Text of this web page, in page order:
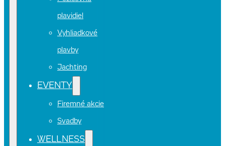
plavidiel
Vyhliadkové
plavby
Jachting
EVENTY
Firemné akcie
Svadby
WELLNESS